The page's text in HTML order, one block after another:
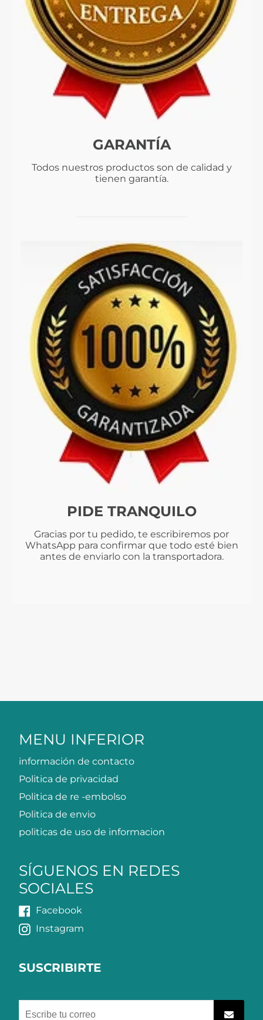
GARANTÍA
Todos nuestros productos son de calidad y
tienen garantía.
PIDE TRANQUILO
Gracias por tu pedido, te escribiremos por
WhatsApp para confirmar que todo esté bien
antes de enviarlo con la transportadora.
MENU INFERIOR
información de contacto
Politica de privacidad
Politica de re -embolso
Politica de envio
politicas de uso de informacion
SÍGUENOS EN REDES
SOCIALES
Facebook
Instagram
SUSCRIBIRTE